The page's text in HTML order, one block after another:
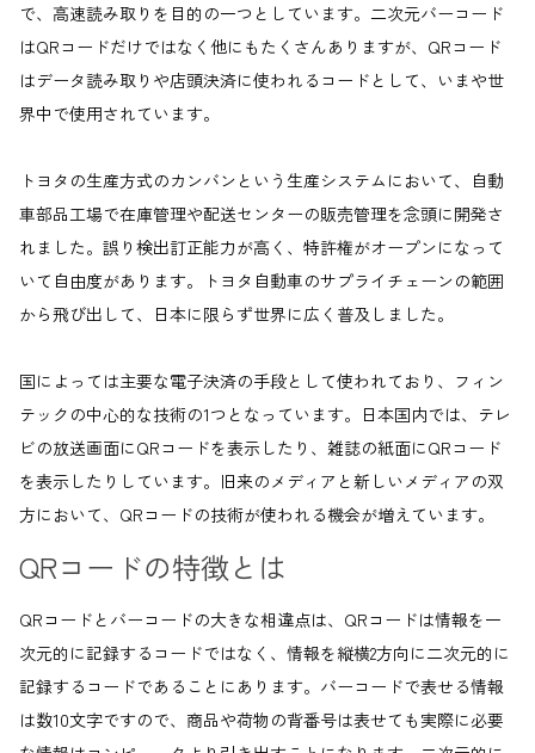
で、高速読み取りを目的の一つとしています。二次元バーコード
はQRコードだけではなく他にもたくさんありますが、QRコード
はデータ読み取りや店頭決済に使われるコードとして、いまや世
界中で使用されています。
トヨタの生産方式のカンバンという生産システムにおいて、自動
車部品工場で在庫管理や配送センターの販売管理を念頭に開発さ
れました。誤り検出訂正能力が高く、特許権がオープンになって
いて自由度があります。トヨタ自動車のサプライチェーンの範囲
から飛び出して、日本に限らず世界に広く普及しました。
国によっては主要な電子決済の手段として使われており、フィン
テックの中心的な技術の1つとなっています。日本国内では、テレ
ビの放送画面にQRコードを表示したり、雑誌の紙面にQRコード
を表示したりしています。旧来のメディアと新しいメディアの双
方において、QRコードの技術が使われる機会が増えています。
QRコードの特徴とは
QRコードとバーコードの大きな相違点は、QRコードは情報を一
次元的に記録するコードではなく、情報を縦横2方向に二次元的に
記録するコードであることにあります。バーコードで表せる情報
は数10文字ですので、商品や荷物の背番号は表せても実際に必要